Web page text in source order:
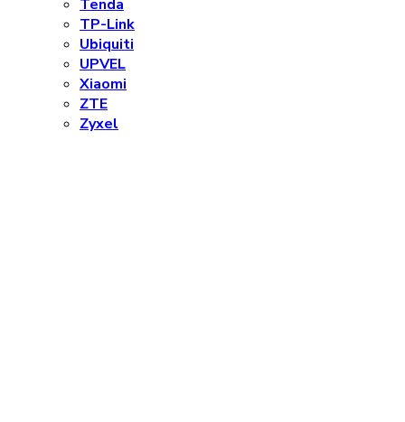
Tenda
TP-Link
Ubiquiti
UPVEL
Xiaomi
ZTE
Zyxel